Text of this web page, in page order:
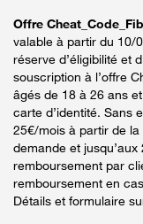
Offre
valable à partir du 10/
réserve d’éligibilité et
souscription à l’offre
âgés de 18 à 26 ans
carte d’identité. Sans
25€/mois à partir de
demande et
remboursement par
remboursement en
Détails et formulaire